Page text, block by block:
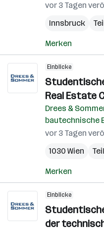
vor 3 Tagen
Innsbruck
Merken
Einblicke
Real Estate
Drees &
bautechnische
vor 3 Tagen
1030 Wien
Merken
Einblicke
der